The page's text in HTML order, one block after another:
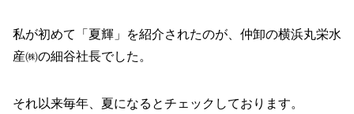
私が初めて「夏輝」を紹介されたのが、仲卸の横浜丸栄水
産㈱の細谷社長でした。
それ以来毎年、夏になるとチェックしております。